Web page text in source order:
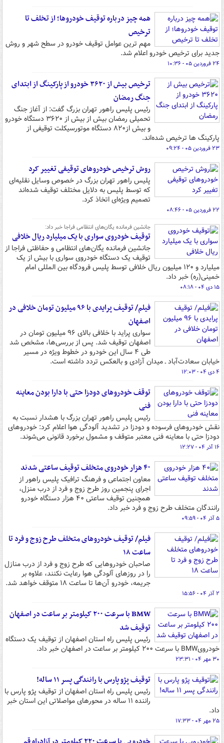
همه چیز درباره توقیف خودروها؛ از تخلف تا
ترخیص
مهم ترین عوامل توقیف خودرو در سطح شهر و روش
جدید برای ترخیص خودرو اعلام شد.
۲۴ فروردین ۰۵ - ۱۰:۳۶
ترخیص بیش از ۳۶۲۰ خودرو از پارکینگ از ابتدای
جنگ رمضان
رئیس پلیس راهور تهران بزرگ گفت: از آغاز جنگ
تحمیلی رمضان بیش از بیش از ۳۶۲۰ دستگاه خودرو
و بیش از۸۲۰ دستگاه موتورسیکلت توقیفی از
پارکینگ‌ ها ترخیص شده‌اند.
۲۳ فروردین ۰۵ - ۰۹:۲۴
روش ترخیص خودروهای توقیفی تغییر کرد
پلیس راهور تهران بزرگ در خصوص وسایل نقلیه‌ای
که توسط پلیس به دلایل مختلف توقیف شده‌اند
تصمیم ویژه‌ای اتخاذ کرد.
۲۲ فروردین ۰۵ - ۰۸:۴۶
جانشین فرمانده یگان‌های انتظامی فراجا خبر داد:
توقیف خودروی سواری با یک میلیارد ریال خلافی
جانشین فرمانده یگان‌های انتظامی و حفاظتی فراجا از
توقیف یک دستگاه خودروی سواری با بیش از یک
میلیارد و ۱۲۰ میلیون ریال خلافی توسط پلیس فرودگاه بین المللی امام
خمینی(ره) خبر داد.
۱۵ دی ۰۴ - ۰۸:۱۸
فیلم/ توقیف پرایدی با ۹۶ میلیون تومان خلافی در
اصفهان
سواری پراید با خلافی بالای ۹۶ میلیون تومان در
اصفهان توقیف شد. پس از بررسی‌ها، مشخص شد
طی ۴ سال این خودرو در خطوط ویژه در مسیر
خیابان سعادت‌آباد ـ میدان آزادی و بالعکس تردد داشته است.
۴ دی ۰۴ - ۱۲:۰۳
توقف خودروهای دودزا حتی با دارا بودن معاینه
فنی
رئیس پلیس راهور تهران بزرگ با هشدار نسبت به
نقش خودروهای فرسوده و دودزا در تشدید آلودگی هوا اعلام کرد: خودروهای
دودزا حتی با معاینه فنی معتبر متوقف و مشمول برخورد قانونی می‌شوند.
۱۶ آذر ۰۴ - ۱۲:۲۷
۴۰ هزار خودروی متخلف توقیف ساعتی شدند
معاون اجتماعی و فرهنگ ترافیک پلیس راهور از
اجرای پنجمین روز طرح زوج و فرد از درب منزل،
همچنین توقیف ساعتی ۴۰ هزار دستگاه خودرو
رانندگان متخلف طرح زوج و فرد خبر داد.
۵ آذر ۰۴ - ۰۹:۵۹
فیلم/ توقیف خودروهای متخلف طرح زوج و فرد تا
ساعت ۱۸
صاحبان خودروهایی که طرح زوج و فرد از درب منازل
را در روزهای آلودگی هوا رعایت نکنند، علاوه بر
جریمه، خودرو آن‌ها تا ساعت ۱۸ متوقف خواهد شد.
۲ آذر ۰۴ - ۱۵:۵۶
BMW با سرعت ۲۰۰ کیلومتر بر ساعت در اصفهان
توقیف شد
رئیس پلیس راه استان اصفهان از توقیف یک دستگاه
خودرویBMW با سرعت ۲۰۰ کیلومتر بر ساعت در اصفهان خبر داد.
۳۰ مهر ۰۴ - ۲۳:۳۱
توقیف پژو پارس با رانندگی پسر ۱۱ ساله!
رئیس پلیس راه استان اصفهان از توقیف پژو پارس با
راننده ۱۱ ساله در محورهای مواصلاتی این استان خبر
داد.
۲۵ مهر ۰۴ - ۱۷:۳۳